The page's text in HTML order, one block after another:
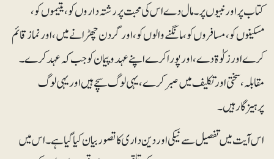
کتاب پر اور نبیوں پر۔ مال دے اس کی محبت پر رشتہ داروں کو، یتیموں کو،
مسکینوں کو، مسافروں کو، مانگنے والوں کو، اور گردن چھڑانے میں، اور نماز قائم
کرے اور زکوٰۃ دے، اور پورا کرے اپنے عہد و پیمان کو جب کہ عہد کرے۔
مقابلہ، سختی اور تکلیف میں صبر کرے، یہی لوگ سچے ہیں اور یہی لوگ
پرہیزگار ہیں۔
اس آیت میں تفصیل سے نیکی اور دین داری کا تصور بیان کیا گیا ہے۔ اس میں